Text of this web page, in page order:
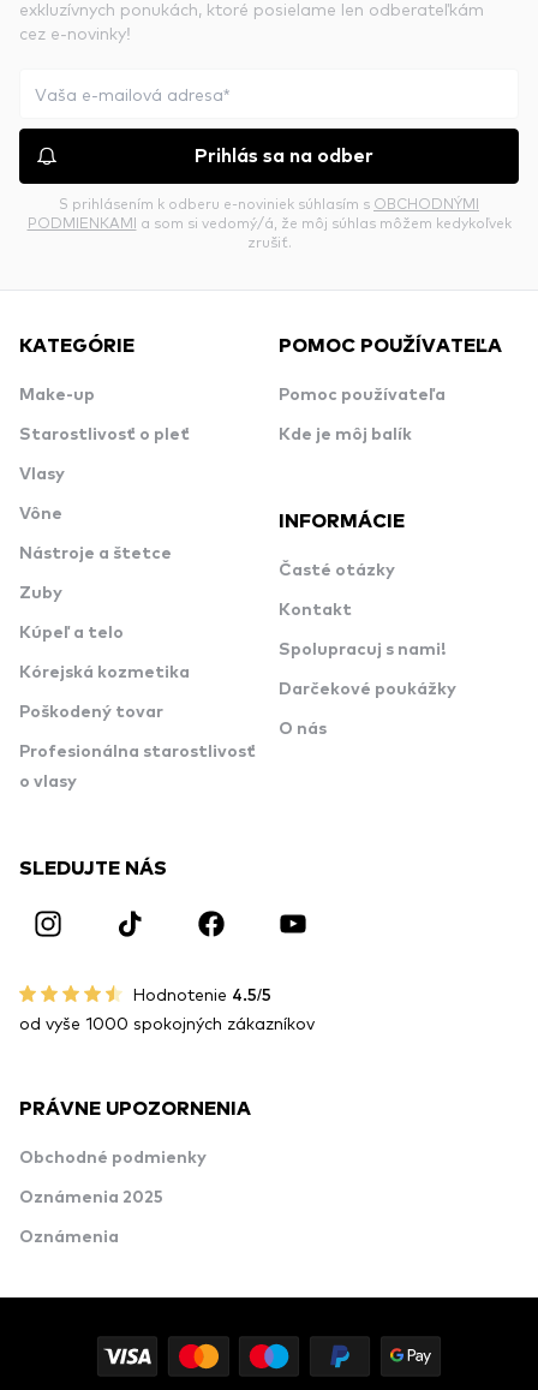
exkluzívnych ponukách, ktoré posielame len odberateľkám
cez e-novinky!
Prihlás sa na odber
S prihlásením k odberu e-noviniek súhlasím s OBCHODNÝMI
PODMIENKAMI a som si vedomý/á, že môj súhlas môžem kedykoľvek
zrušiť.
KATEGÓRIE
Make-up
Starostlivosť o pleť
Vlasy
Vône
Nástroje a štetce
Zuby
Kúpeľ a telo
Kórejská kozmetika
Poškodený tovar
Profesionálna starostlivosť
o vlasy
POMOC POUŽÍVATEĽA
Pomoc používateľa
Kde je môj balík
INFORMÁCIE
Časté otázky
Kontakt
Spolupracuj s nami!
Darčekové poukážky
O nás
SLEDUJTE NÁS
Hodnotenie 4.5/5
od vyše 1000 spokojných zákazníkov
PRÁVNE UPOZORNENIA
Obchodné podmienky
Oznámenia 2025
Oznámenia